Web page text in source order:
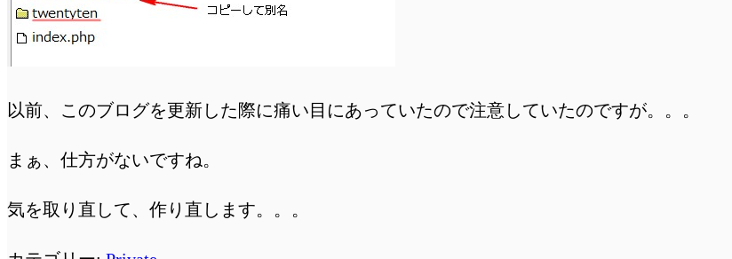
以前、このブログを更新した際に痛い目にあっていたので注意していたのですが。。。
まぁ、仕方がないですね。
気を取り直して、作り直します。。。